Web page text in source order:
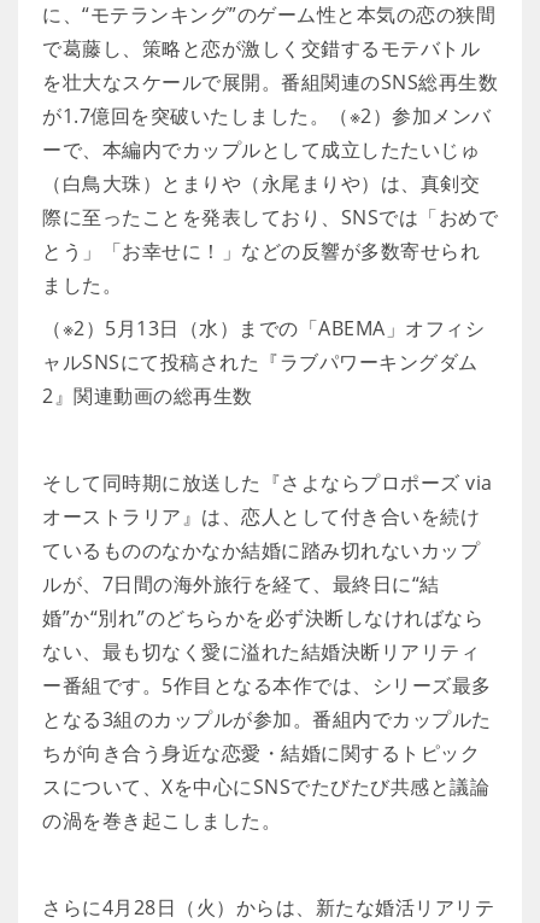
に、“モテランキング”のゲーム性と本気の恋の狭間
で葛藤し、策略と恋が激しく交錯するモテバトル
を壮大なスケールで展開。番組関連のSNS総再生数
が1.7億回を突破いたしました。（※2）参加メンバ
ーで、本編内でカップルとして成立したたいじゅ
（白鳥大珠）とまりや（永尾まりや）は、真剣交
際に至ったことを発表しており、SNSでは「おめで
とう」「お幸せに！」などの反響が多数寄せられ
ました。
（※2）5月13日（水）までの「ABEMA」オフィシ
ャルSNSにて投稿された『ラブパワーキングダム
2』関連動画の総再生数
そして同時期に放送した『さよならプロポーズ via
オーストラリア』は、恋人として付き合いを続け
ているもののなかなか結婚に踏み切れないカップ
ルが、7日間の海外旅行を経て、最終日に“結
婚”か“別れ”のどちらかを必ず決断しなければなら
ない、最も切なく愛に溢れた結婚決断リアリティ
ー番組です。5作目となる本作では、シリーズ最多
となる3組のカップルが参加。番組内でカップルた
ちが向き合う身近な恋愛・結婚に関するトピック
スについて、Xを中心にSNSでたびたび共感と議論
の渦を巻き起こしました。
さらに4月28日（火）からは、新たな婚活リアリテ